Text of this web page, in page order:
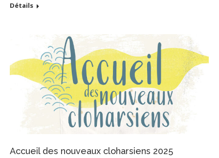
Détails
Accueil des nouveaux cloharsiens 2025